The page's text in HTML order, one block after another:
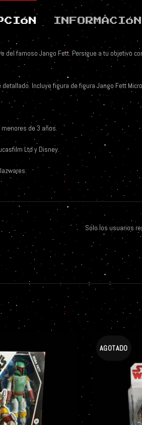
famoso Jango Fett. Persigue a tu objetivo
Incluye figura de figura Jango Fett
menores de 3 años.
Ltd y Disney.
Solo los usuarios
AGOTADO